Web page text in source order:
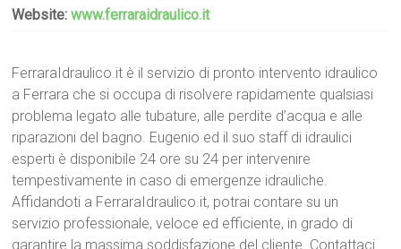
Website:www.ferraraidraulico.it
FerraraIdraulico.it è il servizio di pronto intervento idraulico
a Ferrara che si occupa di risolvere rapidamente qualsiasi
problema legato alle tubature, alle perdite d’acqua e alle
riparazioni del bagno. Eugenio ed il suo staff di idraulici
esperti è disponibile 24 ore su 24 per intervenire
tempestivamente in caso di emergenze idrauliche.
Affidandoti a FerraraIdraulico.it, potrai contare su un
servizio professionale, veloce ed efficiente, in grado di
garantire la massima soddisfazione del cliente. Contattaci